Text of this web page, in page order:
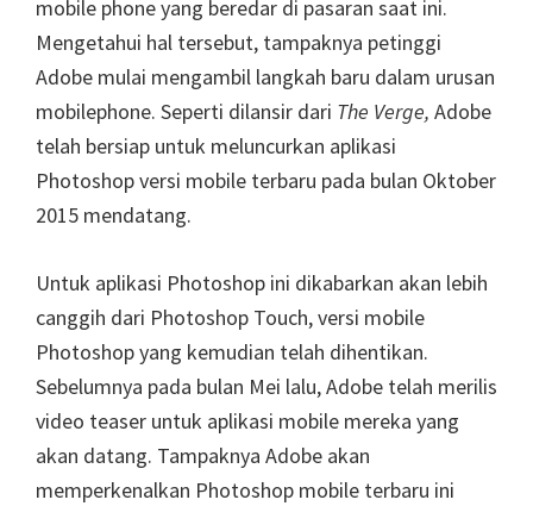
mobile phone yang beredar di pasaran saat ini.
Mengetahui hal tersebut, tampaknya petinggi
Adobe mulai mengambil langkah baru dalam urusan
mobilephone. Seperti dilansir dari The Verge, Adobe
telah bersiap untuk meluncurkan aplikasi
Photoshop versi mobile terbaru pada bulan Oktober
2015 mendatang.
Untuk aplikasi Photoshop ini dikabarkan akan lebih
canggih dari Photoshop Touch, versi mobile
Photoshop yang kemudian telah dihentikan.
Sebelumnya pada bulan Mei lalu, Adobe telah merilis
video teaser untuk aplikasi mobile mereka yang
akan datang. Tampaknya Adobe akan
memperkenalkan Photoshop mobile terbaru ini